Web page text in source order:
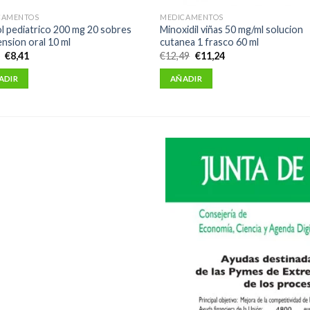
pediatrico 200 mg 20 sobres
oral 10 ml
El
precio
original
era:
€8,41
MEDICAMENTOS
Minoxidil viñas 50 mg/ml solucion
cutanea 1 frasco 60 ml
€12,49 El
precio
original
era:
€11,24El
AÑADIR